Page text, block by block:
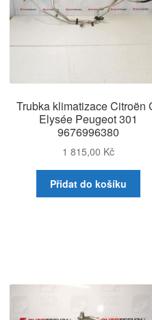
Trubka klimatizace Citroën
Elysée Peugeot 301
9676996380
1 815,00 Kč
Přidat do košíku